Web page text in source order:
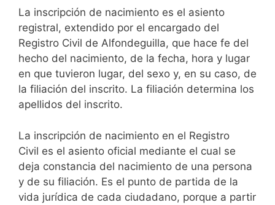
La inscripción de nacimiento es el asiento
registral, extendido por el encargado del
Registro Civil de Alfondeguilla, que hace fe del
hecho del nacimiento, de la fecha, hora y lugar
en que tuvieron lugar, del sexo y, en su caso, de
la filiación del inscrito. La filiación determina los
apellidos del inscrito.
La inscripción de nacimiento en el Registro
Civil es el asiento oficial mediante el cual se
deja constancia del nacimiento de una persona
y de su filiación. Es el punto de partida de la
vida jurídica de cada ciudadano, porque a partir